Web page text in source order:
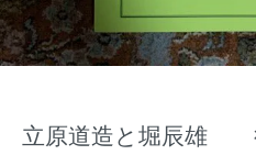
立原道造と堀辰雄